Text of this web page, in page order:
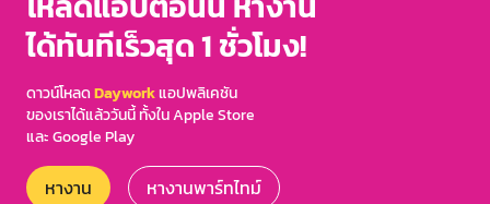
ได้ทันทีเร็วสุด 1 ชั่วโมง!
ดาวน์โหลดDayworkแอปพลิเคชัน
ของเราได้แล้ววันนี้ ทั้งใน Apple Store
และ Google Play
หางาน หางานพาร์ทไทม์